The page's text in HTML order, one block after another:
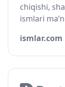
chiqishi,
ismlari
ismlar.com